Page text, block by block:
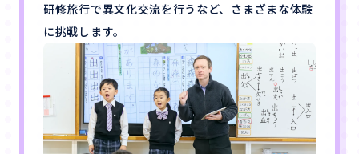
研修旅行で異文化交流を行うなど、さまざまな体験
に挑戦します。